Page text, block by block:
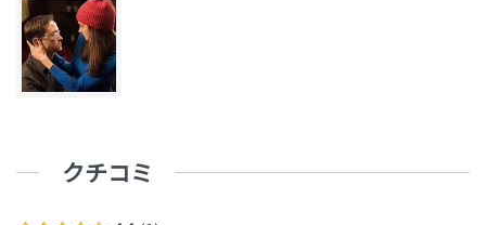
クチコミ